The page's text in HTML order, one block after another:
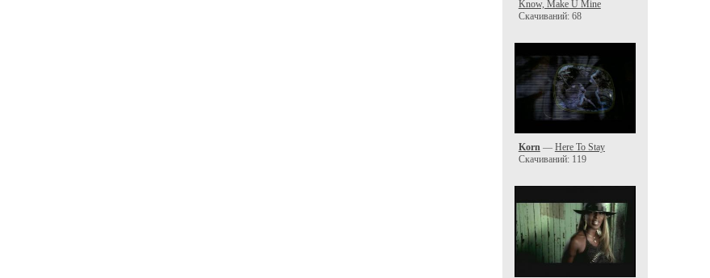
Know, Make U Mine
Скачиваний: 68
Korn— Here To Stay
Скачиваний: 119